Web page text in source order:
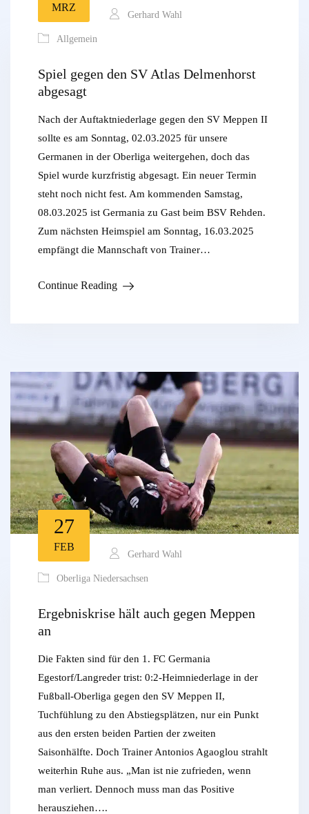
MRZ
Gerhard Wahl
Allgemein
Spiel gegen den SV Atlas Delmenhorst
abgesagt
Nach der Auftaktniederlage gegen den SV Meppen II
sollte es am Sonntag, 02.03.2025 für unsere
Germanen in der Oberliga weitergehen, doch das
Spiel wurde kurzfristig abgesagt. Ein neuer Termin
steht noch nicht fest. Am kommenden Samstag,
08.03.2025 ist Germania zu Gast beim BSV Rehden.
Zum nächsten Heimspiel am Sonntag, 16.03.2025
empfängt die Mannschaft von Trainer…
Continue Reading
27
FEB
Gerhard Wahl
Oberliga Niedersachsen
Ergebniskrise hält auch gegen Meppen
an
Die Fakten sind für den 1. FC Germania
Egestorf/Langreder trist: 0:2-Heimniederlage in der
Fußball-Oberliga gegen den SV Meppen II,
Tuchfühlung zu den Abstiegsplätzen, nur ein Punkt
aus den ersten beiden Partien der zweiten
Saisonhälfte. Doch Trainer Antonios Agaoglou strahlt
weiterhin Ruhe aus. „Man ist nie zufrieden, wenn
man verliert. Dennoch muss man das Positive
herausziehen….